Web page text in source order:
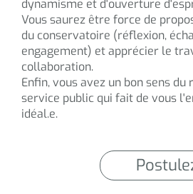
dynamisme et d'ouverture
Vous saurez être force de
du conservatoire (réflexion,
engagement) et apprécier le
collaboration.
Enfin, vous avez un bon sens
service public qui fait de vous
idéal.e.